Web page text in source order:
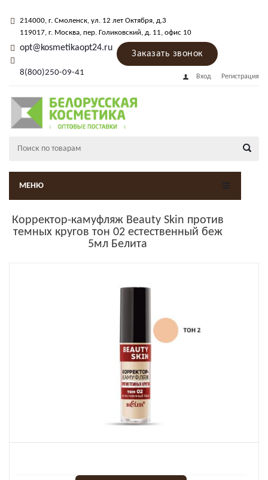
214000, г. Смоленск, ул. 12 лет Октября, д.3
119017, г. Москва, пер. Голиковский, д. 11, офис 10
opt@kosmetikaopt24.ru
8(800)250-09-41
Заказать звонок
Вход Регистрация
МЕНЮ
Корректор-камуфляж Beauty Skin против
темных кругов тон 02 естественный беж
5мл Белита